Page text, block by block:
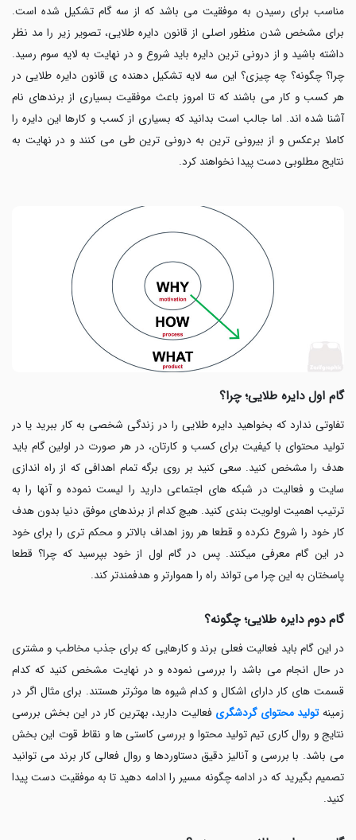
مناسب برای رسیدن به موفقیت می باشد که از سه گام تشکیل شده است.
برای مشخص شدن منظور اصلی از قانون دایره طلایی، تصویر زیر را مد نظر
داشته باشید و از درونی ترین دایره باید شروع و در نهایت به لایه سوم رسید.
چرا؟ چگونه؟ چه چیزی؟ این سه لایه تشکیل دهنده ی قانون دایره طلایی در
هر کسب و کار می باشند که تا امروز باعث موفقیت بسیاری از برندهای نام
آشنا شده اند. اما جالب است بدانید که بسیاری از کسب و کارها این دایره را
کاملا برعکس و از بیرونی ترین به درونی ترین طی می کنند و در نهایت به
نتایج مطلوبی دست پیدا نخواهند کرد.
گام اول دایره طلایی؛ چرا؟
تفاوتی ندارد که بخواهید دایره طلایی را در زندگی شخصی به کار ببرید یا در
تولید محتوای با کیفیت برای کسب و کارتان، در هر صورت در اولین گام باید
هدف را مشخص کنید. سعی کنید بر روی برگه تمام اهدافی که از راه اندازی
سایت و فعالیت در شبکه های اجتماعی دارید را لیست نموده و آنها را به
ترتیب اهمیت اولویت بندی کنید. هیچ کدام از برندهای موفق دنیا بدون هدف
کار خود را شروع نکرده و قطعا هر روز اهداف بالاتر و محکم تری را برای خود
در این گام معرفی میکنند. پس در گام اول از خود بپرسید که چرا؟ قطعا
پاسختان به این چرا می تواند راه را هموارتر و هدفمندتر کند.
گام دوم دایره طلایی؛ چگونه؟
در این گام باید فعالیت فعلی برند و کارهایی که برای جذب مخاطب و مشتری
در حال انجام می باشد را بررسی نموده و در نهایت مشخص کنید که کدام
قسمت های کار دارای اشکال و کدام شیوه ها موثرتر هستند. برای مثال اگر در
زمینهتولید محتوای گردشگری فعالیت دارید، بهترین کار در این بخش بررسی
نتایج و روال کاری تیم تولید محتوا و بررسی کاستی ها و نقاط قوت این بخش
می باشد. با بررسی و آنالیز دقیق دستاوردها و روال فعالی کار برند می توانید
تصمیم بگیرید که در ادامه چگونه مسیر را ادامه دهید تا به موفقیت دست پیدا
کنید.